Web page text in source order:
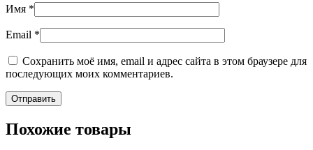
Имя *
Email *
Сохранить моё имя, email и адрес сайта в этом браузере для
последующих моих комментариев.
Похожие товары